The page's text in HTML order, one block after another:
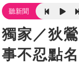
聽新聞
獨家／狄
事不忍點